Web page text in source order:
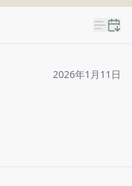
2026年1月11日